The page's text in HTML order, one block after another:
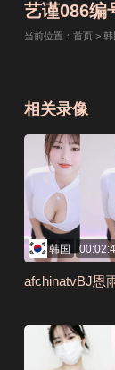
艺谨086编
当前位置： 首页 > 韩
相关录像
韩国
afchinatvBJ恩